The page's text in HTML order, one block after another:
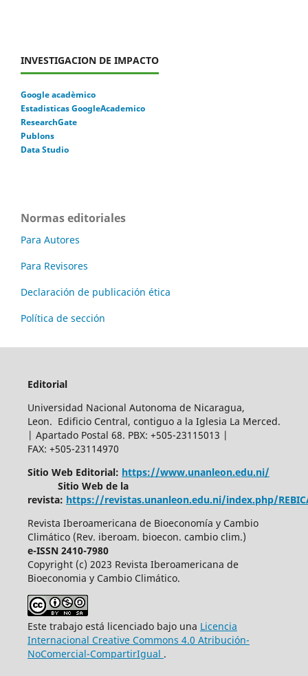
INVESTIGACION DE IMPACTO
Google acadèmico
Estadisticas GoogleAcademico
ResearchGate
Publons
Data Studio
Normas editoriales
Para Autores
Para Revisores
Declaración de publicación ética
Política de sección
Editorial
Universidad Nacional Autonoma de Nicaragua,
Leon. Edificio Central, contiguo a la Iglesia La Merced.
| Apartado Postal 68. PBX: +505-23115013 |
FAX: +505-23114970
Sitio Web Editorial: https://www.unanleon.edu.ni/
Sitio Web de la
revista: https://revistas.unanleon.edu.ni/index.php/
Revista Iberoamericana de Bioeconomía y Cambio
Climático (Rev. iberoam. bioecon. cambio clim.)
e-ISSN 2410-7980
Copyright (c) 2023 Revista Iberoamericana de
Bioeconomia y Cambio Climático.
Este trabajo está licenciado bajo una Licencia
Internacional Creative Commons 4.0 Atribución-
NoComercial-CompartirIgual .